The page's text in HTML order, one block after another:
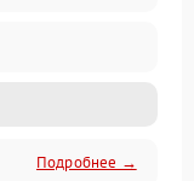
Подробнее →